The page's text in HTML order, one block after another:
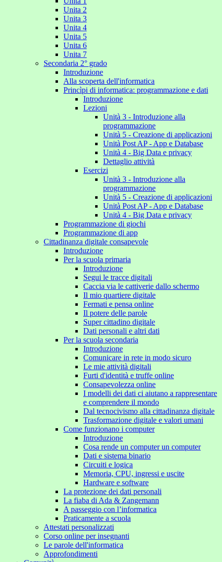
Unita 2
Unita 3
Unita 4
Unita 5
Unita 6
Unita 7
Secondaria 2° grado
Introduzione
Alla scoperta dell'informatica
Princìpi di informatica: programmazione e dati
Introduzione
Lezioni
Unità 3 - Introduzione alla
programmazione
Unità 5 - Creazione di applicazioni
Unità Post AP - App e Database
Unità 4 - Big Data e privacy
Dettaglio attività
Esercizi
Unità 3 - Introduzione alla
programmazione
Unità 5 - Creazione di applicazioni
Unità Post AP - App e Database
Unità 4 - Big Data e privacy
Programmazione di giochi
Programmazione di app
Cittadinanza digitale consapevole
Introduzione
Per la scuola primaria
Introduzione
Segui le tracce digitali
Caccia via le cattiverie dallo schermo
Il mio quartiere digitale
Fermati e pensa online
Il potere delle parole
Super cittadino digitale
Dati personali e altri dati
Per la scuola secondaria
Introduzione
Comunicare in rete in modo sicuro
Le mie attività digitali
Furti d'identità e truffe online
Consapevolezza online
I modelli dei dati ci aiutano a rappresentare
e comprendere il mondo
Dal tecnocivismo alla cittadinanza digitale
Trasformazione digitale e valori umani
Come funzionano i computer
Introduzione
Cosa rende un computer un computer
Dati e sistema binario
Circuiti e logica
Memoria, CPU, ingressi e uscite
Hardware e software
La protezione dei dati personali
La fiaba di Ada & Zangemann
A passeggio con l’informatica
Praticamente a scuola
Attestati personalizzati
Corso online per insegnanti
Le parole dell'informatica
Approfondimenti